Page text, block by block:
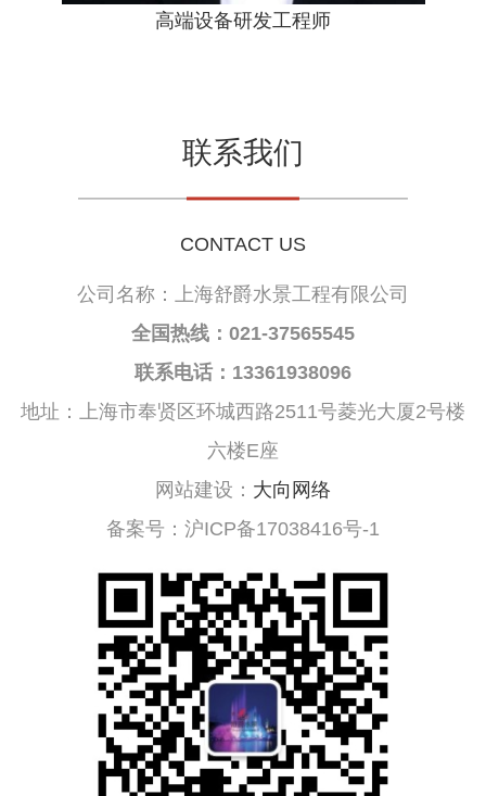
高端设备研发工程师
联系我们
CONTACT US
公司名称：上海舒爵水景工程有限公司
全国热线：021-37565545
联系电话：13361938096
地址：上海市奉贤区环城西路2511号菱光大厦2号楼
六楼E座
网站建设： 大向网络
备案号：沪ICP备17038416号-1